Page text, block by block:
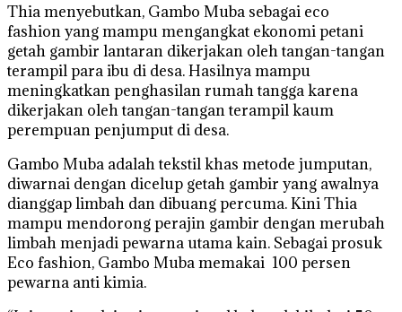
Thia menyebutkan, Gambo Muba sebagai eco
fashion yang mampu mengangkat ekonomi petani
getah gambir lantaran dikerjakan oleh tangan-tangan
terampil para ibu di desa. Hasilnya mampu
meningkatkan penghasilan rumah tangga karena
dikerjakan oleh tangan-tangan terampil kaum
perempuan penjumput di desa.
Gambo Muba adalah tekstil khas metode jumputan,
diwarnai dengan dicelup getah gambir yang awalnya
dianggap limbah dan dibuang percuma. Kini Thia
mampu mendorong perajin gambir dengan merubah
limbah menjadi pewarna utama kain. Sebagai prosuk
Eco fashion, Gambo Muba memakai 100 persen
pewarna anti kimia.